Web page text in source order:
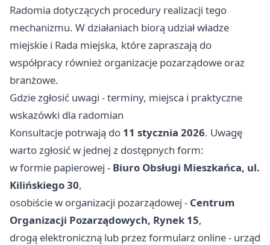
Radomia dotyczących procedury realizacji tego
mechanizmu. W działaniach biorą udział władze
miejskie i Rada miejska, które zapraszają do
współpracy również organizacje pozarządowe oraz
branżowe.
Gdzie zgłosić uwagi - terminy, miejsca i praktyczne
wskazówki dla radomian
Konsultacje potrwają do 11 stycznia 2026. Uwagę
warto zgłosić w jednej z dostępnych form:
w formie papierowej - Biuro Obsługi Mieszkańca, ul.
Kilińskiego 30,
osobiście w organizacji pozarządowej - Centrum
Organizacji Pozarządowych, Rynek 15,
drogą elektroniczną lub przez formularz online - urząd